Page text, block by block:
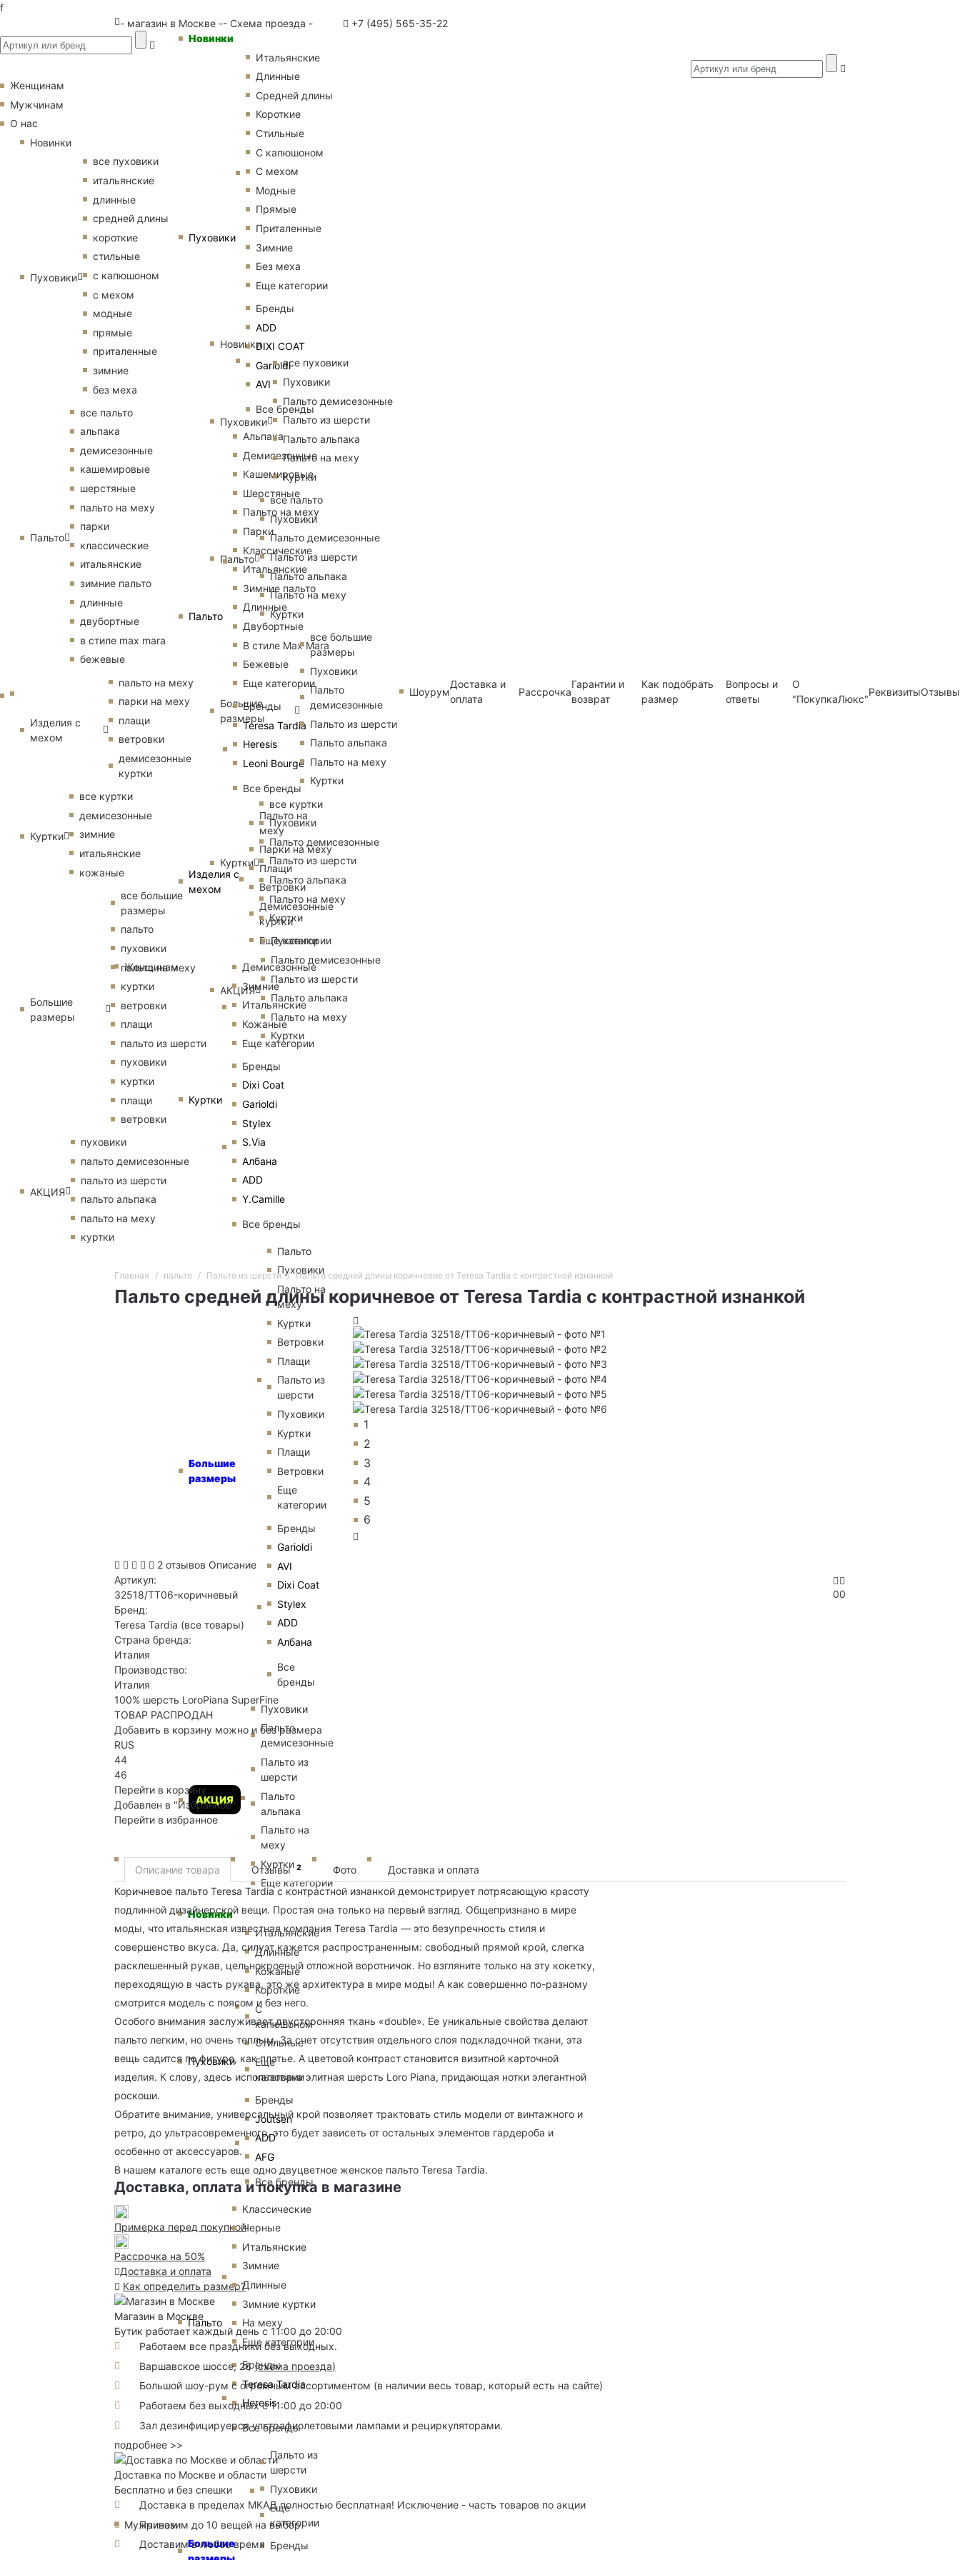
f
- магазин в Москве -- Схема проезда - +7 (495) 565-35-22
Женщинам
Новинки
Пуховики
Итальянские
Длинные
Средней длины
Короткие
Стильные
С капюшоном
С мехом
Модные
Прямые
Приталенные
Зимние
Без меха
Еще категории
Бренды
ADD
DIXI COAT
Garioldi
AVI
Все бренды
Пальто
Альпака
Демисезонные
Кашемировые
Шерстяные
Пальто на меху
Парки
Классические
Итальянские
Зимние пальто
Длинные
Двубортные
В стиле Max Mara
Бежевые
Еще категории
Бренды
Teresa Tardia
Heresis
Leoni Bourge
Все бренды
Изделия с
мехом
Пальто на
меху
Парки на меху
Плащи
Ветровки
Демисезонные
куртки
Еще категории
Куртки
Демисезонные
Зимние
Итальянские
Кожаные
Еще категории
Бренды
Dixi Coat
Garioldi
Stylex
S.Via
Албана
ADD
Y.Camille
Все бренды
Большие
размеры
Пальто
Пуховики
Пальто на
меху
Куртки
Ветровки
Плащи
Пальто из
шерсти
Пуховики
Куртки
Плащи
Ветровки
Еще
категории
Бренды
Garioldi
AVI
Dixi Coat
Stylex
ADD
Албана
Все
бренды
АКЦИЯ
Пуховики
Пальто
демисезонные
Пальто из
шерсти
Пальто
альпака
Пальто на
меху
Куртки
Еще категории
Мужчинам
Новинки
Пуховики
Итальянские
Длинные
Кожаные
Короткие
С
капюшоном
Стильные
Еще
категории
Бренды
Joutsen
ADD
AFG
Все бренды
Пальто
Классические
Черные
Итальянские
Зимние
Длинные
Зимние куртки
На меху
Еще категории
Бренды
Teresa Tardia
Heresis
Все бренды
Большие
Пальто из
шерсти
Пуховики
Еще
категории
Бренды
00
Женщинам
Мужчинам
О нас
Новинки
Пуховики
все пуховики
итальянские
длинные
средней длины
короткие
стильные
с капюшоном
с мехом
модные
прямые
приталенные
зимние
без меха
Пальто
все пальто
альпака
демисезонные
кашемировые
шерстяные
пальто на меху
парки
классические
итальянские
зимние пальто
длинные
двубортные
в стиле max mara
бежевые
Изделия с
мехом
пальто на меху
парки на меху
плащи
ветровки
демисезонные
куртки
Куртки
все куртки
демисезонные
зимние
итальянские
кожаные
Большие
размеры
все большие
размеры
пальто
пуховики
пальто на меху
куртки
ветровки
плащи
пальто из шерсти
пуховики
куртки
плащи
ветровки
АКЦИЯ
пуховики
пальто демисезонные
пальто из шерсти
пальто альпака
пальто на меху
куртки
Новинки
Пуховики
все пуховики
Пуховики
Пальто демисезонные
Пальто из шерсти
Пальто альпака
Пальто на меху
Куртки
Пальто
все пальто
Пуховики
Пальто демисезонные
Пальто из шерсти
Пальто альпака
Пальто на меху
Куртки
Большие
размеры
все большие
размеры
Пуховики
Пальто
демисезонные
Пальто из шерсти
Пальто альпака
Пальто на меху
Куртки
Куртки
все куртки
Пуховики
Пальто демисезонные
Пальто из шерсти
Пальто альпака
Пальто на меху
Куртки
АКЦИЯ
Пуховики
Пальто демисезонные
Пальто из шерсти
Пальто альпака
Пальто на меху
Куртки
Шоурум
Доставка и
оплата
Рассрочка
Гарантии и
возврат
Как подобрать
размер
Вопросы и
ответы
О
"ПокупкаЛюкс"
РеквизитыОтзывы
Главная пальто Пальто из шерсти Пальто средней длины коричневое от Teresa Tardia с контрастной изнанкой
Пальто средней длины коричневое от Teresa Tardia с контрастной изнанкой
1
2
3
4
5
6
2 отзывов Описание
Артикул:
32518/TT06-коричневый
Бренд:
Teresa Tardia (все товары)
Страна бренда:
Италия
Производство:
Италия
100% шерсть LoroPiana SuperFine
ТОВАР РАСПРОДАН
Добавить в корзину можно и без размера
RUS
44
46
Перейти в корзину
Добавлен в "Избранное"
Перейти в избранное
Описание товара Отзывы 2 Фото
Доставка и оплата
Коричневое пальто Teresa Tardia с контрастной изнанкой демонстрирует потрясающую красоту
подлинной дизайнерской вещи. Простая она только на первый взгляд. Общепризнано в мире
моды, что итальянская известная компания Teresa Tardia — это безупречность стиля и
совершенство вкуса. Да, силуэт кажется распространенным: свободный прямой крой, слегка
расклешенный рукав, цельнокроеный отложной воротничок. Но взгляните только на эту кокетку,
переходящую в часть рукава, это же архитектура в мире моды! А как совершенно по-разному
смотрится модель с поясом и без него.
Особого внимания заслуживает двусторонняя ткань «double». Ее уникальные свойства делают
пальто легким, но очень теплым. За счет отсутствия отдельного слоя подкладочной ткани, эта
вещь садится по фигуре, как платье. А цветовой контраст становится визитной карточной
изделия. К слову, здесь использована элитная шерсть Loro Piana, придающая нотки элегантной
роскоши.
Обратите внимание, универсальный крой позволяет трактовать стиль модели от винтажного и
ретро, до ультрасовременного, это будет зависеть от остальных элементов гардероба и
особенно от аксессуаров.
В нашем каталоге есть еще одно двуцветное женское пальто Teresa Tardia.
Доставка, оплата и покупка в магазине
Примерка перед покупкой
Рассрочка на 50%
Доставка и оплата
Как определить размер?
Магазин в Москве
Бутик работает каждый день с 11:00 до 20:00
Работаем все праздники без выходных.
Варшавское шоссе, 26(схема проезда)
Большой шоу-рум с огромным ассортиментом (в наличии весь товар, который есть на сайте)
Работаем без выходных с 11:00 до 20:00
Зал дезинфицируерся ультрафиолетовыми лампами и рециркуляторами.
подробнее >>
Доставка по Москве и области
Бесплатно и без спешки
Доставка в пределах МКАД полностью бесплатная! Исключение - часть товаров по акции
Привозим до 10 вещей на выбор
Доставим в любое время